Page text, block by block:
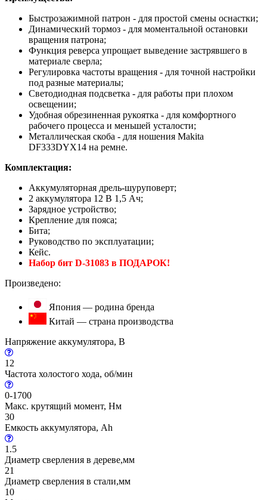
Быстрозажимной патрон - для простой смены оснастки;
Динамический тормоз - для моментальной остановки
вращения патрона;
Функция реверса упрощает выведение застрявшего в
материале сверла;
Регулировка частоты вращения - для точной настройки
под разные материалы;
Светодиодная подсветка - для работы при плохом
освещении;
Удобная обрезиненная рукоятка - для комфортного
рабочего процесса и меньшей усталости;
Металлическая скоба - для ношения Makita
DF333DYX14 на ремне.
Комплектация:
Аккумуляторная дрель-шуруповерт;
2 аккумулятора 12 В 1,5 Ач;
Зарядное устройство;
Крепление для пояса;
Бита;
Руководство по эксплуатации;
Кейс.
Набор бит D-31083 в ПОДАРОК!
Произведено:
Япония — родина бренда
Китай — страна производства
Напряжение аккумулятора, В
12
Частота холостого хода, об/мин
0-1700
Макс. крутящий момент, Нм
30
Емкость аккумулятора, Ah
1.5
Диаметр сверления в дереве,мм
21
Диаметр сверления в стали,мм
10